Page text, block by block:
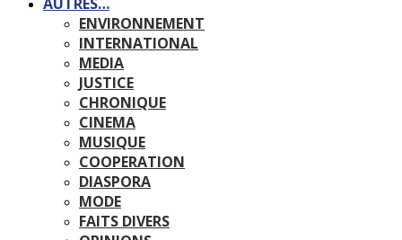
ENVIRONNEMENT
INTERNATIONAL
MEDIA
JUSTICE
CHRONIQUE
CINEMA
MUSIQUE
COOPERATION
DIASPORA
MODE
FAITS DIVERS